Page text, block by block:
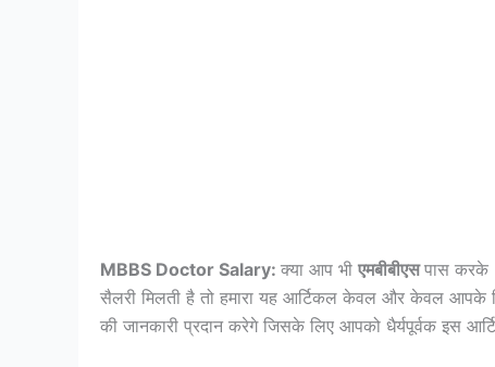
MBBS Doctor Salary: क्या आप भी एमबीबीएसपास करके
सैलरी मिलती है तो हमारा यह आर्टिकल केवल और केवल आपके
की जानकारी प्रदान करेगे जिसके लिए आपको धैर्यपूर्वक इस